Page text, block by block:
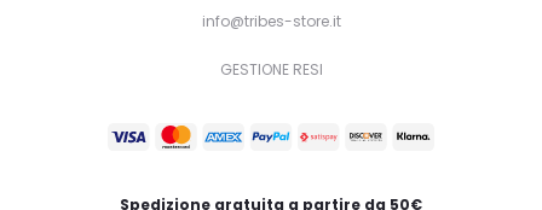
info@tribes-store.it
GESTIONE RESI
Spedizione gratuita a partire da 50€